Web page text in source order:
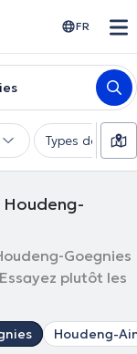
FR
Types de
Goegnies
plutôt les
Houdeng-